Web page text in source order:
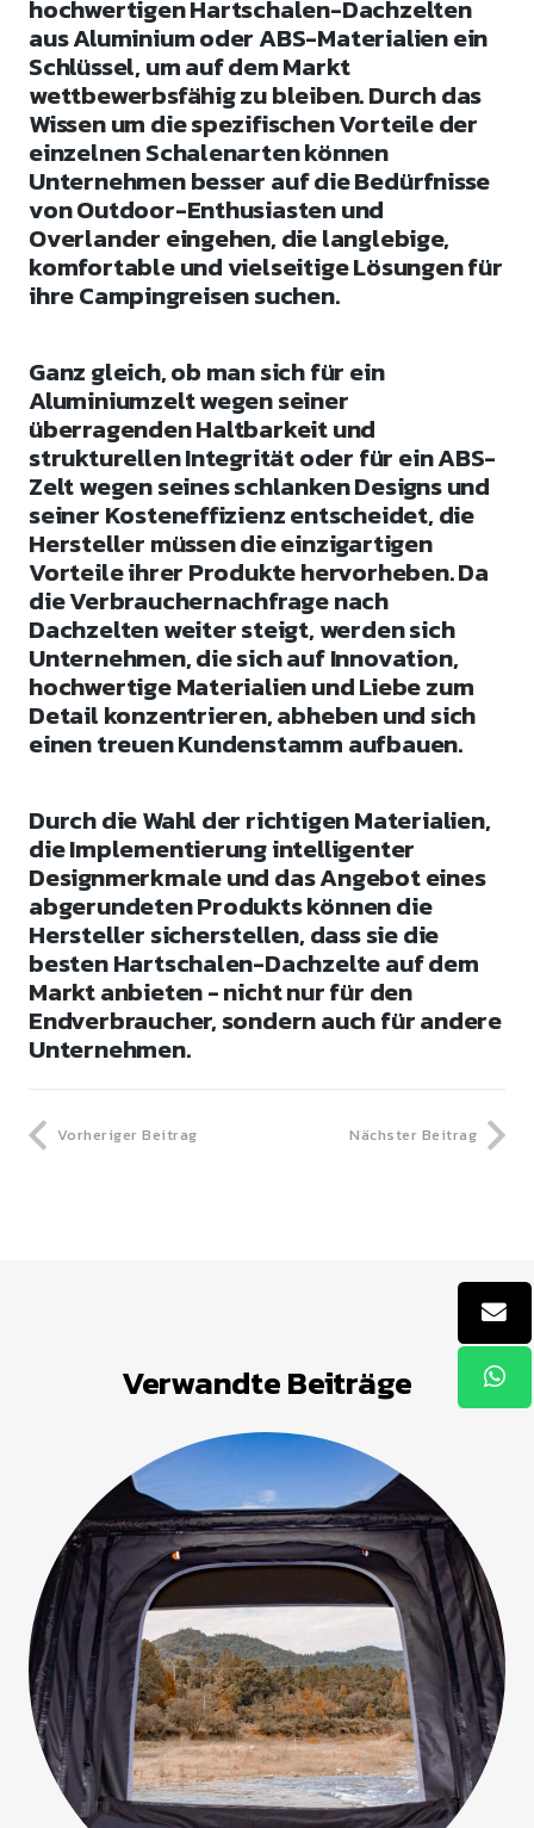
hochwertigen Hartschalen-Dachzelten
aus Aluminium oder ABS-Materialien ein
Schlüssel, um auf dem Markt
wettbewerbsfähig zu bleiben. Durch das
Wissen um die spezifischen Vorteile der
einzelnen Schalenarten können
Unternehmen besser auf die Bedürfnisse
von Outdoor-Enthusiasten und
Overlander eingehen, die langlebige,
komfortable und vielseitige Lösungen für
ihre Campingreisen suchen.
Ganz gleich, ob man sich für ein
Aluminiumzelt wegen seiner
überragenden Haltbarkeit und
strukturellen Integrität oder für ein ABS-
Zelt wegen seines schlanken Designs und
seiner Kosteneffizienz entscheidet, die
Hersteller müssen die einzigartigen
Vorteile ihrer Produkte hervorheben. Da
die Verbrauchernachfrage nach
Dachzelten weiter steigt, werden sich
Unternehmen, die sich auf Innovation,
hochwertige Materialien und Liebe zum
Detail konzentrieren, abheben und sich
einen treuen Kundenstamm aufbauen.
Durch die Wahl der richtigen Materialien,
die Implementierung intelligenter
Designmerkmale und das Angebot eines
abgerundeten Produkts können die
Hersteller sicherstellen, dass sie die
besten Hartschalen-Dachzelte auf dem
Markt anbieten - nicht nur für den
Endverbraucher, sondern auch für andere
Unternehmen.
Vorheriger Beitrag Nächster Beitrag
Verwandte Beiträge